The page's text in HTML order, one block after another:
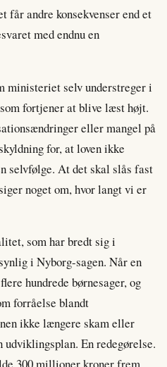
får andre konsekvenser end et
med endnu en
ministeriet selv understreger i
fortjener at blive læst højt.
eller mangel på
for, at loven ikke
selvfølge. At det skal slås fast
noget om, hvor langt vi er
som har bredt sig i
i Nyborg-sagen. Når en
hundrede børnesager, og
forråelse blandt
ikke længere skam eller
udviklingsplan. En redegørelse.